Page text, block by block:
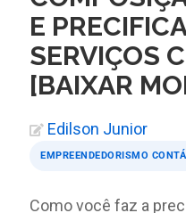
E
SERVIÇOS
[BAIXAR
Edilson Junior
EMPREENDEDORISMO
Como você faz a